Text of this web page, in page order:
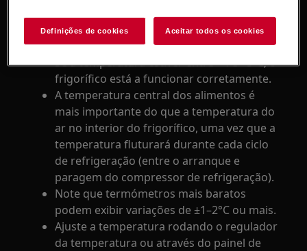
Meça a temperatura com um termómetro
num copo de água colocado no interior do
frigorífico.
Se a temperatura estiver entre +4 e +5ºC, o
frigorífico está a funcionar corretamente.
A temperatura central dos alimentos é
mais importante do que a temperatura do
ar no interior do frigorífico, uma vez que a
temperatura fluturará durante cada ciclo
de refrigeração (entre o arranque e
paragem do compressor de refrigeração).
Note que termómetros mais baratos
podem exibir variações de ±1–2°C ou mais.
Ajuste a temperatura rodando o regulador
da temperatura ou através do painel de
Definições de cookies Aceitar todos os cookies